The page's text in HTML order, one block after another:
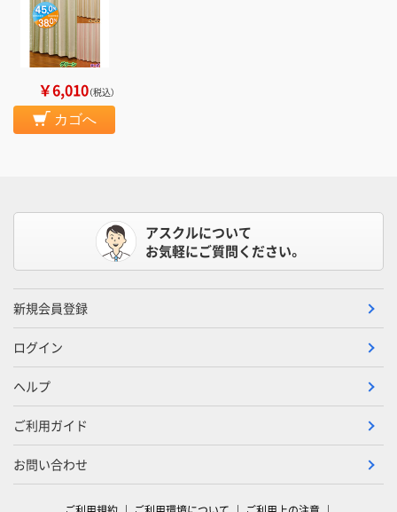
￥6,010（税込）
カゴへ
アスクルについて
お気軽にご質問ください。
新規会員登録
ログイン
ヘルプ
ご利用ガイド
お問い合わせ